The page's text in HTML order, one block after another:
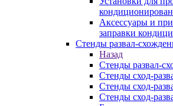
Аксессуары и
заправки
Стенды развал-
Назад
Стенды развал-
Стенды сход-
Стенды сход-
Стенды сход-